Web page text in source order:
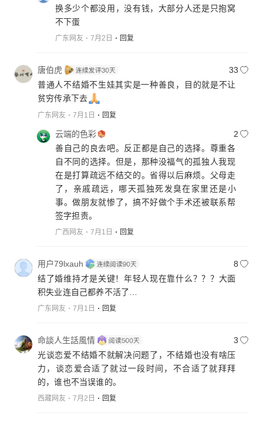
换多少个都没用，没有钱，大部分人还是只抱窝
不下蛋
广东网友 7月2日 回复
唐伯虎
33
普通人不结婚不生娃其实是一种善良，目的就是不让
贫穷传承下去
广东网友 7月1日 回复
云端的色彩
2
善自己的良去吧。反正都是自己的选择。尊重各
自不同的选择。但是，那种没福气的孤独人我现
在是打算疏远不结交的。省得以后麻烦。父母走
了，亲戚疏远，哪天孤独死发臭在家里还是小
事。做朋友就惨了，搞不好做个手术还被联系帮
签字担责。
广西网友 7月1日 回复
用户79lxauh
8
结了婚维持才是关键！年轻人现在靠什么？？？大面
积失业连自己都养不活了…
广东网友 7月1日 回复
命談人生話風情
3
光谈恋爱不结婚不就解决问题了，不结婚也没有啥压
力，谈恋爱合适了就过一段时间，不合适了就拜拜
的，谁也不当误谁的。
西藏网友 7月2日 回复